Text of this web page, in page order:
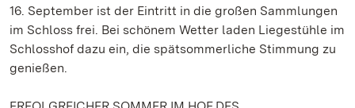
16. September ist der Eintritt in die großen Sammlungen
im Schloss frei. Bei schönem Wetter laden Liegestühle im
Schlosshof dazu ein, die spätsommerliche Stimmung zu
genießen.